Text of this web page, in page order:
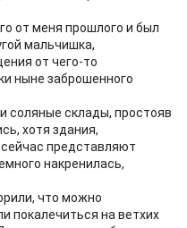
от меня прошлого и был
мальчишка,
от чего-то
ныне заброшенного
соляные склады, простояв
хотя здания,
представляют
накренилась,
что можно
покалечиться на ветхих